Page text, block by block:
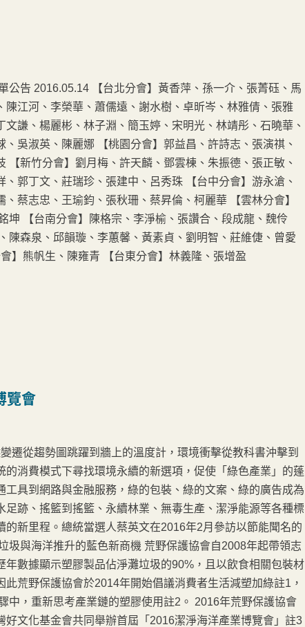
公告 2016.05.14 【台北分會】黃香萍、孫一介、張菁砡、馬
江河、李榮華、蕭儒遠、謝水樹、卓昕岑、林雅倩、張雅
謙、楊麗彬、林子淵、簡玉婷、宋明光、林靖彤、石曉華、
吳淑英、陳麗娜 【桃園分會】郭益昌、許詩志、張演祺、
新竹分會】劉月梅、許天麟、鄧雲棟、朱振德、張正敏、
郭丁文、莊瑞珍、張建中、呂秀珠 【台中分會】游永滄、
蔡志忠、王瑜鈞、張秋珊、蔡昇倫、柯麗華 【雲林分會】
坤 【台南分會】陳格宗、李淨榆、張讚合、段成龍、魏伶
陳森泉、邱韻璇、李蕙馨、黃素貞、劉明智、莊維倢、曾愛
】熊帆生、陳雍青 【台東分會】林義隆、張增盈
覽會
遷從趨勢圖跳躍到牆上的溫度計，環境衝擊從教科書沖擊到
消費模式下尋找環境永續的新選項，促使「綠色產業」的蓬
具到網路與金融服務，綠的包裝、綠的文案、綠的廣告成為
跡、搖籃到搖籃、永續林業、無毒生產、潔淨能源等各種標
新里程。總統當選人蔡英文在2016年2月參訪以節能聞名的
圾與海洋推升的藍色新商機 荒野保護協會自2008年起帶領志
數據顯示塑膠製品佔淨灘垃圾的90%，且以飲食相關包裝材
荒野保護協會於2014年開始倡議消費者生活減塑加綠註1，
中，重新思考產業鏈的塑膠使用註2。 2016年荒野保護協會
文化基金會共同舉辦首屆「2016潔淨海洋產業博覽會」註3